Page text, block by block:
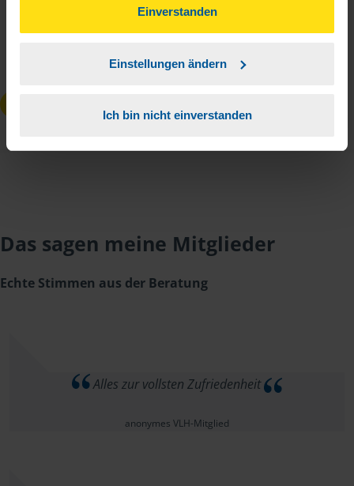
können Sie der Verwendung von Cookies, gemäß
unserer➔ Datenschutzrichtliniezustimmen.
Einverstanden
Einstellungen ändern
Ich bin nicht einverstanden
Kenntnis genommen.*
Das sagen meine Mitglieder
Echte Stimmen aus der Beratung
Alles zur vollsten Zufriedenheit
anonymes VLH-Mitglied